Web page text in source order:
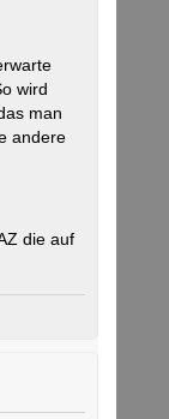
wird
man
andere
die auf